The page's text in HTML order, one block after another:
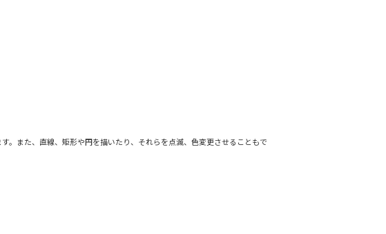
。また、直線、矩形や円を描いたり、それらを点滅、色変更させることもで